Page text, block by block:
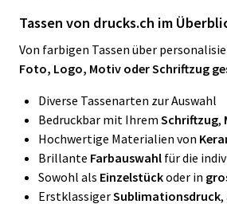
Tassen von drucks.ch im
Von farbigen Tassen über
Foto, Logo, Motiv oder Schriftzug
Diverse Tassenarten zur Auswahl
Bedruckbar mit Ihrem Schriftzug,
Hochwertige Materialien von
Brillante Farbauswahl für die
Sowohl als Einzelstückoder in
ErstklassigerSublimationsdruck,